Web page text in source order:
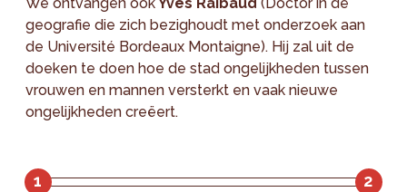
geografie die zich bezighoudt met onderzoek aan
de Université Bordeaux Montaigne). Hij zal uit de
doeken te doen hoe de stad ongelijkheden tussen
vrouwen en mannen versterkt en vaak nieuwe
ongelijkheden creëert.
1 2